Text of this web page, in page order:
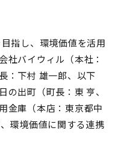
指し、環境価値を活用
社バイウィル（本社：
：下村 雄一郎、以下
の出町（町長：東 亨、
金庫（本店：東京都中
環境価値に関する連携